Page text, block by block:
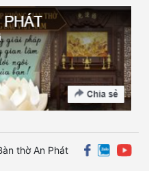
thờ An Phát